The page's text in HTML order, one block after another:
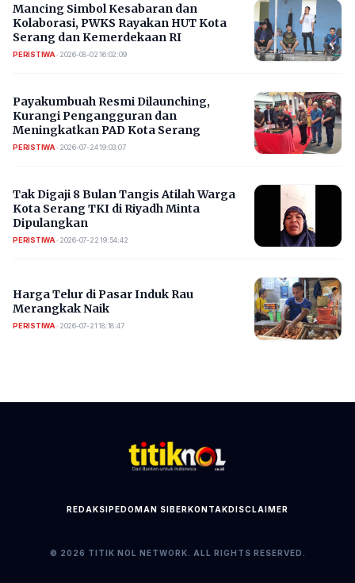
Mancing Simbol Kesabaran dan
Kolaborasi, PWKS Rayakan HUT Kota
Serang dan Kemerdekaan RI
PERISTIWA• 2026-08-02 16:02:09
Payakumbuah Resmi Dilaunching,
Kurangi Pengangguran dan
Meningkatkan PAD Kota Serang
PERISTIWA• 2026-07-24 19:03:07
​Tak Digaji 8 Bulan Tangis Atilah Warga
Kota Serang TKI di Riyadh Minta
Dipulangkan
PERISTIWA• 2026-07-22 19:54:42
Harga Telur di Pasar Induk Rau
Merangkak Naik
PERISTIWA• 2026-07-21 18:18:47
REDAKSIPEDOMAN SIBERKONTAKDISCLAIMER
© 2026 TITIK NOL NETWORK. ALL RIGHTS RESERVED.